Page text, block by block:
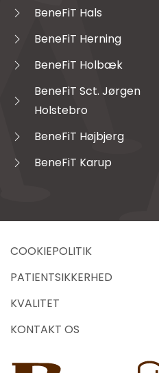
BeneFiT Hals
BeneFiT Herning
BeneFiT Holbæk
BeneFiT Sct. Jørgen
Holstebro
BeneFiT Højbjerg
BeneFiT Karup
COOKIEPOLITIK
PATIENTSIKKERHED
KVALITET
KONTAKT OS